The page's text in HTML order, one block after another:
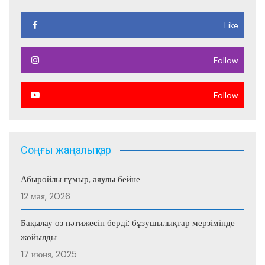
Like
Follow
Follow
Соңғы жаңалықтар
Абыройлы ғұмыр, аяулы бейне
12 мая, 2026
Бақылау өз нәтижесін берді: бұзушылықтар мерзімінде
жойылды
17 июня, 2025